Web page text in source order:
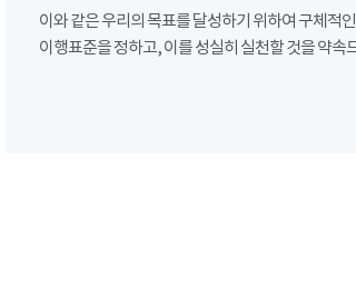
이와 같은 우리의 목표를 달성하기 위하여 구체적
이행표준을 정하고, 이를 성실히 실천할 것을 약속